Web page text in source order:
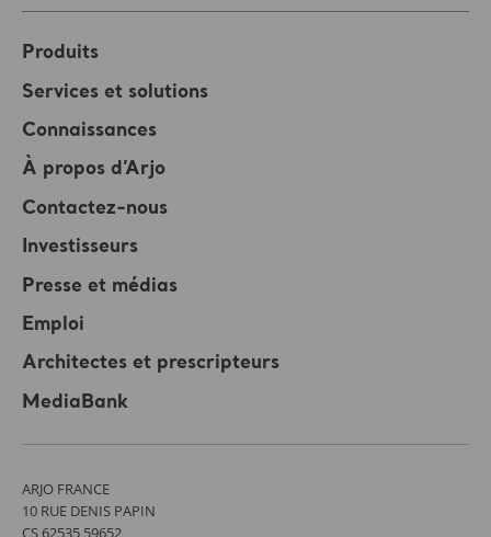
Produits
Services et solutions
Connaissances
À propos d’Arjo
Contactez-nous
Investisseurs
Presse et médias
Emploi
Architectes et prescripteurs
MediaBank
ARJO FRANCE
10 RUE DENIS PAPIN
CS 62535 59652